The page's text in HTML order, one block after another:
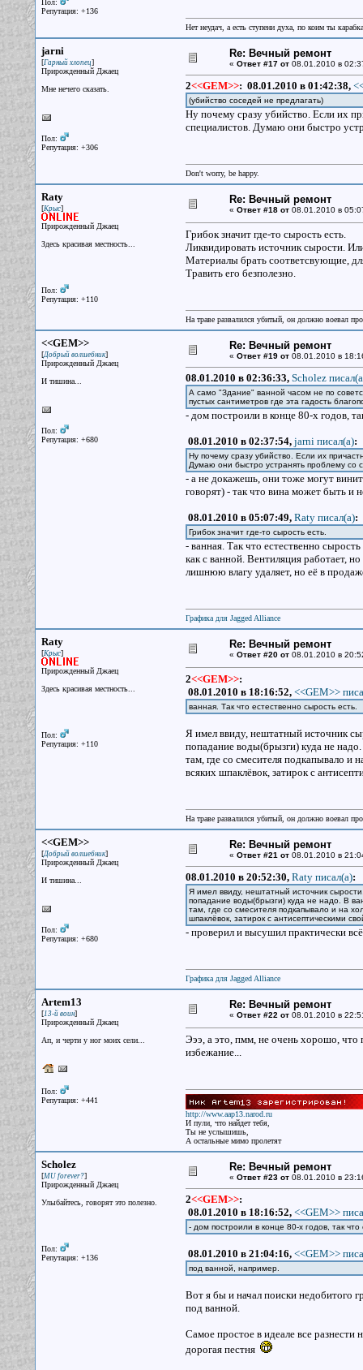
Пол:
Репутация: +136
Нет неудач, а есть ступени духа, по коим ты
jarni
[Гарный хлопец]
Прирожденный Джаец
Мне нечего сказать.
Пол:
Репутация: +306
Re: Вечный ремонт
« Ответ #17 от08.01.2010 в
2<<GEM>>: 08.01.2010 в 01:42:38,
(убийство соседей не предлагать)
Ну почему сразу убийство. Если их
специалистов. Думаю они быстро
Don't worry, be happy.
Raty
[Крыс]
Прирожденный Джаец
Здесь красивая местность...
Пол:
Репутация: +110
Re: Вечный ремонт
« Ответ #18 от08.01.2010 в
Грибок значит где-то сырость есть.
Ликвидировать источник сырости.
Материалы брать соответсвующие,
Травить его безполезно.
На траве развалился убитый, он должно воевал
<<GEM>>
[Добрый волшебник]
Прирожденный Джаец
И тишина...
Пол:
Репутация: +680
Re: Вечный ремонт
« Ответ #19 от08.01.2010 в
08.01.2010 в 02:36:33, Scholez
А само "Здание" ванной часом не по
пустых сантиметров где эта гадость
- дом построили в конце 80-х годов,
08.01.2010 в 02:37:54, jarni писал(a):
Ну почему сразу убийство. Если их
Думаю они быстро устранять проблему со
- а не докажешь, они тоже могут
говорят) - так что вина может быть и
08.01.2010 в 05:07:49, Raty писал(a):
Грибок значит где-то сырость есть.
- ванная. Так что естественно
как с ванной. Вентиляция работает,
лишнюю влагу удаляет, но её в
Графика для Jagged Alliance
Raty
[Крыс]
Прирожденный Джаец
Здесь красивая местность...
Пол:
Репутация: +110
Re: Вечный ремонт
« Ответ #20 от08.01.2010 в
2<<GEM>>:
08.01.2010 в 18:16:52, <<GEM>>
ванная. Так что естественно сырость есть.
Я имел ввиду, нештатный источник
попадание воды(брызги) куда не
там, где со смесителя подкапывало и
всяких шпаклёвок, затирок с
На траве развалился убитый, он должно воевал
<<GEM>>
[Добрый волшебник]
Прирожденный Джаец
И тишина...
Пол:
Репутация: +680
Re: Вечный ремонт
« Ответ #21 от08.01.2010 в
08.01.2010 в 20:52:30, Raty писал(a):
Я имел ввиду, нештатный источник
попадание воды(брызги) куда не надо. В
там, где со смесителя подкапывало и на
шпаклёвок, затирок с антисептическими
- проверил и высушил практически
Графика для Jagged Alliance
Artem13
[13-й воин]
Прирожденный Джаец
Ап, и черти у ног моих сели...
Пол:
Репутация: +441
Re: Вечный ремонт
« Ответ #22 от08.01.2010 в
Эээ, а это, пмм, не очень хорошо, что
избежание...
http://www.aap13.narod.ru
И пули, что найдет тебя,
Ты не услышишь,
А остальные мимо пролетят
Scholez
[MU forever?]
Прирожденный Джаец
Улыбайтесь, говорят это полезно.
Пол:
Репутация: +136
Re: Вечный ремонт
« Ответ #23 от08.01.2010 в
2<<GEM>>:
08.01.2010 в 18:16:52, <<GEM>>
- дом построили в конце 80-х годов, так что
08.01.2010 в 21:04:16, <<GEM>>
под ванной, например.
Вот я бы и начал поиски недобитого
под ванной.
Самое простое в идеале все разнести
дорогая пестня